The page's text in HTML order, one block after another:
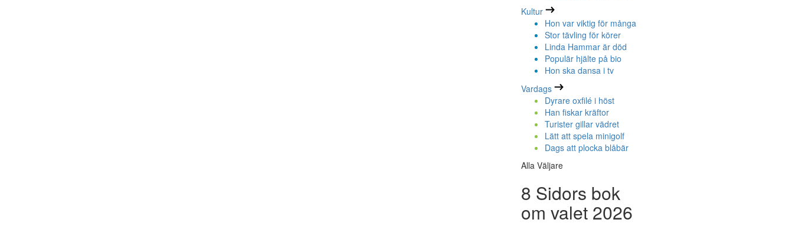
Kultur
Hon var viktig för många
Stor tävling för körer
Linda Hammar är död
Populär hjälte på bio
Hon ska dansa i tv
Vardags
Dyrare oxfilé i höst
Han fiskar kräftor
Turister gillar vädret
Lätt att spela minigolf
Dags att plocka blåbär
Alla Väljare
8 Sidors bok
om valet 2026